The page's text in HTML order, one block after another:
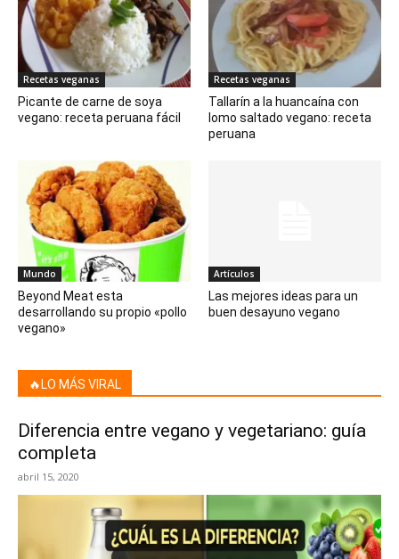
Recetas veganas
Picante de carne de soya
vegano: receta peruana fácil
Recetas veganas
Tallarín a la huancaína con
lomo saltado vegano: receta
peruana
Mundo
Beyond Meat esta
desarrollando su propio «pollo
vegano»
Artículos
Las mejores ideas para un
buen desayuno vegano
🔥LO MÁS VIRAL
Diferencia entre vegano y vegetariano: guía
completa
abril 15, 2020